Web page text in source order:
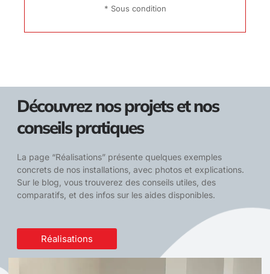
* Sous condition
Découvrez nos projets et nos
conseils pratiques
La page “Réalisations” présente quelques exemples
concrets de nos installations, avec photos et explications.
Sur le blog, vous trouverez des conseils utiles, des
comparatifs, et des infos sur les aides disponibles.
Réalisations